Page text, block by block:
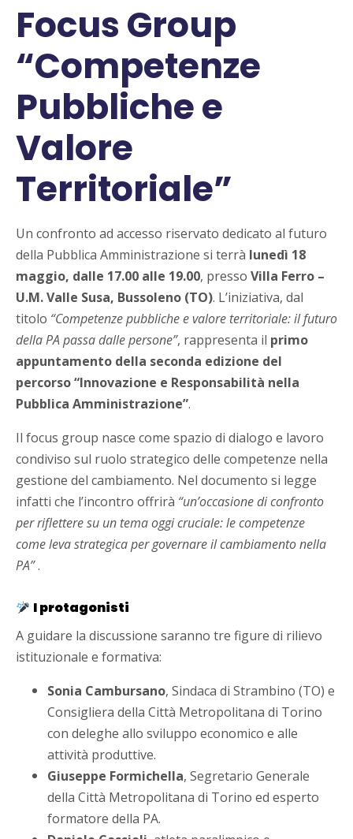
Focus Group
“Competenze
Pubbliche e
Valore
Territoriale”
Un confronto ad accesso riservato dedicato al futuro
della Pubblica Amministrazione si terrà lunedì 18
maggio, dalle 17.00 alle 19.00, presso Villa Ferro –
U.M. Valle Susa, Bussoleno (TO). L’iniziativa, dal
titolo “Competenze pubbliche e valore territoriale: il futuro
della PA passa dalle persone”, rappresenta il primo
appuntamento della seconda edizione del
percorso “Innovazione e Responsabilità nella
Pubblica Amministrazione”.
Il focus group nasce come spazio di dialogo e lavoro
condiviso sul ruolo strategico delle competenze nella
gestione del cambiamento. Nel documento si legge
infatti che l’incontro offrirà “un’occasione di confronto
per riflettere su un tema oggi cruciale: le competenze
come leva strategica per governare il cambiamento nella
PA”.
I protagonisti
A guidare la discussione saranno tre figure di rilievo
istituzionale e formativa:
Sonia Cambursano, Sindaca di Strambino (TO) e
Consigliera della Città Metropolitana di Torino
con deleghe allo sviluppo economico e alle
attività produttive.
Giuseppe Formichella, Segretario Generale
della Città Metropolitana di Torino ed esperto
formatore della PA.